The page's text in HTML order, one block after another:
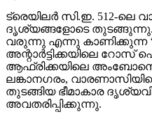
ട്രെയിലര്‍ സി.ഇ. 512-ലെ
ദൃശ്യങ്ങളോടെ തുടങ്ങുന്നു.
വരുന്നു എന്നു കാണിക്കുന്ന
അന്റാര്‍ട്ടിക്കയിലെ
ആഫ്രിക്കയിലെ
ലങ്കാനഗരം,
തുടങ്ങിയ ഭീമാകാര
അവതരിപ്പിക്കുന്നു.